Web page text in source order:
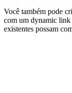
Você também pode
com um dynamic link
existentes possam